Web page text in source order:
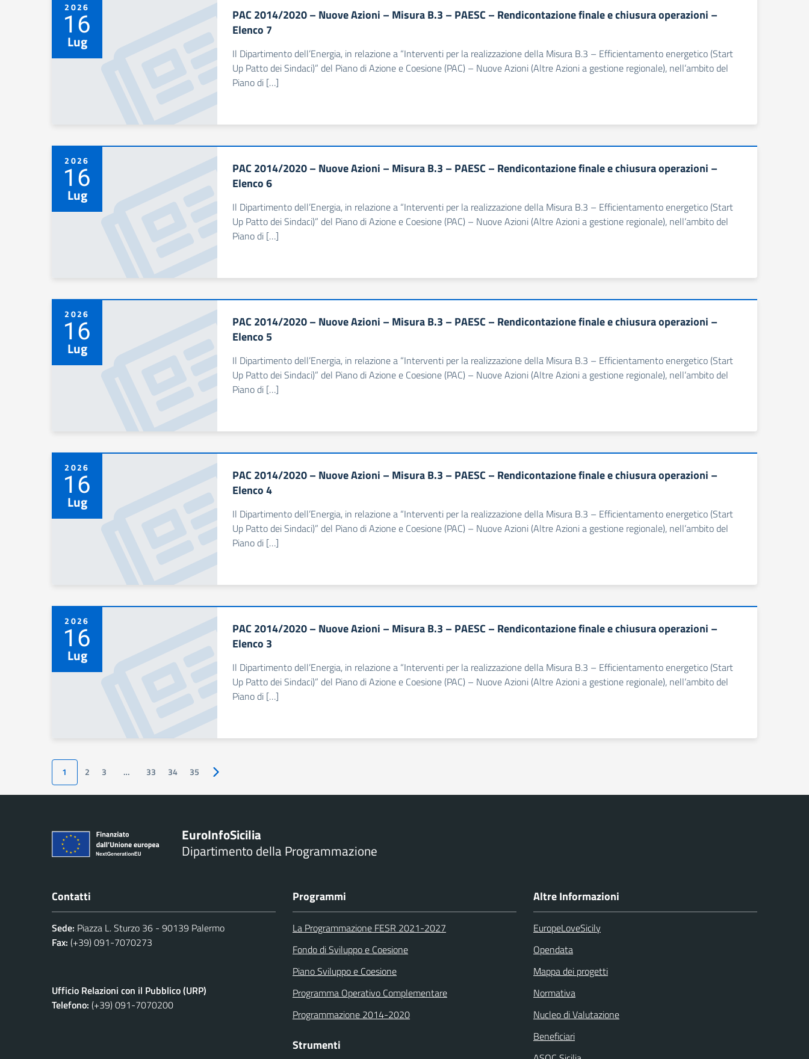
2026
16
Lug
PAC 2014/2020 – Nuove Azioni – Misura B.3 – PAESC – Rendicontazione finale e chiusura operazioni –
Elenco 7
Il Dipartimento dell’Energia, in relazione a “Interventi per la realizzazione della Misura B.3 – Efficientamento energetico (Start
Up Patto dei Sindaci)” del Piano di Azione e Coesione (PAC) – Nuove Azioni (Altre Azioni a gestione regionale), nell’ambito del
Piano di […]
2026
16
Lug
PAC 2014/2020 – Nuove Azioni – Misura B.3 – PAESC – Rendicontazione finale e chiusura operazioni –
Elenco 6
Il Dipartimento dell’Energia, in relazione a “Interventi per la realizzazione della Misura B.3 – Efficientamento energetico (Start
Up Patto dei Sindaci)” del Piano di Azione e Coesione (PAC) – Nuove Azioni (Altre Azioni a gestione regionale), nell’ambito del
Piano di […]
2026
16
Lug
PAC 2014/2020 – Nuove Azioni – Misura B.3 – PAESC – Rendicontazione finale e chiusura operazioni –
Elenco 5
Il Dipartimento dell’Energia, in relazione a “Interventi per la realizzazione della Misura B.3 – Efficientamento energetico (Start
Up Patto dei Sindaci)” del Piano di Azione e Coesione (PAC) – Nuove Azioni (Altre Azioni a gestione regionale), nell’ambito del
Piano di […]
2026
16
Lug
PAC 2014/2020 – Nuove Azioni – Misura B.3 – PAESC – Rendicontazione finale e chiusura operazioni –
Elenco 4
Il Dipartimento dell’Energia, in relazione a “Interventi per la realizzazione della Misura B.3 – Efficientamento energetico (Start
Up Patto dei Sindaci)” del Piano di Azione e Coesione (PAC) – Nuove Azioni (Altre Azioni a gestione regionale), nell’ambito del
Piano di […]
2026
16
Lug
PAC 2014/2020 – Nuove Azioni – Misura B.3 – PAESC – Rendicontazione finale e chiusura operazioni –
Elenco 3
Il Dipartimento dell’Energia, in relazione a “Interventi per la realizzazione della Misura B.3 – Efficientamento energetico (Start
Up Patto dei Sindaci)” del Piano di Azione e Coesione (PAC) – Nuove Azioni (Altre Azioni a gestione regionale), nell’ambito del
Piano di […]
1 2 3 … 33 34 35 Pagina successiva
EuroInfoSicilia
Dipartimento della Programmazione
Contatti
Sede: Piazza L. Sturzo 36 - 90139 Palermo
Fax: (+39) 091-7070273
Ufficio Relazioni con il Pubblico (URP)
Telefono: (+39) 091-7070200
Programmi
La Programmazione FESR 2021-2027
Fondo di Sviluppo e Coesione
Piano Sviluppo e Coesione
Programma Operativo Complementare
Programmazione 2014-2020
Strumenti
Altre Informazioni
EuropeLoveSicily
Opendata
Mappa dei progetti
Normativa
Nucleo di Valutazione
Beneficiari